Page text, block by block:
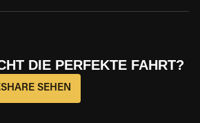
DIE PERFEKTE FAHRT?
SEHEN